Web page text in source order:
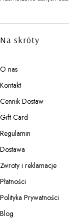
Linki w
Na skróty
O nas
Kontakt
Cennik Dostaw
Gift Card
Regulamin
Dostawa
Zwroty i reklamacje
Płatności
Polityka Prywatności
Blog